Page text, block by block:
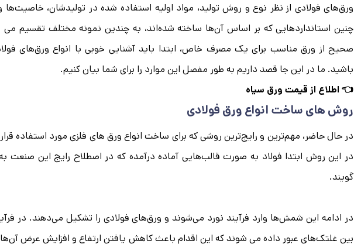
ورق‌های فولادی از نظر نوع و روش تولید، مواد اولیه استفاده شده در تولیدشان،
چنین استانداردهایی که بر اساس آن‌ها ساخته شده‌اند، به چندین نمونه مختلف تقسیم می
صحیح از ورق مناسب برای یک مصرف خاص، ابتدا باید آشنایی خوبی با انواع ورق‌های
باشید. ما در این جا قصد داریم به طور مفصل این موارد را برای شما بیان کنیم.
👈 اطلاع از قیمت ورق سیاه
روش‌ های ساخت انواع ورق‌ فولادی
در حال حاضر، مهم‌ترین و رایج‌ترین روشی که برای ساخت انواع ورق‌ های فلزی مورد استفاده
در این روش ابتدا فولاد به صورت قالب‌هایی آماده درآمده که در اصطلاح رایج این
‌گویند.
در ادامه این شمش‌ها وارد فرآیند نورد می‌شوند و ورق‌های فولادی را تشکیل می‌دهند. در
بین غلتک‌های عبور داده می شوند که این اقدام باعث کاهش یافتن ارتفاع و افزایش عرض